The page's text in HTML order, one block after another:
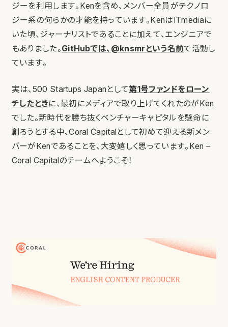
ジーを利用します。Kenを含め、メンバー全員がテクノロ
ジー系の何らかの才能を持っています。KenはITmediaに
いた頃、ジャーナリストであることに加えて、エンジニアで
もありました。GitHubでは、@knsmrという名前で活動し
ています。
実は、500 Startups Japanとして第1号ファンドをローン
チしたときに、最初にメディアで取り上げてくれたのがKen
でした。新時代を勝ち抜くベンチャーキャピタルを懸命に
創ろうとする中、Coral Capitalとして初めて迎える新メン
バーがKenであることを、大変嬉しく思っています。Ken –
Coral Capitalのチームへようこそ！